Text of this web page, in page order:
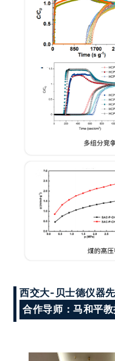
西交大-贝士德仪器
合作导师：马和平